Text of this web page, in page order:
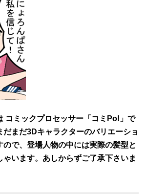
コミックプロセッサー「コミPo!」で
だまだ3Dキャラクターのバリエーショ
ので、登場人物の中には実際の髪型と
います。あしからずご了承下さいま